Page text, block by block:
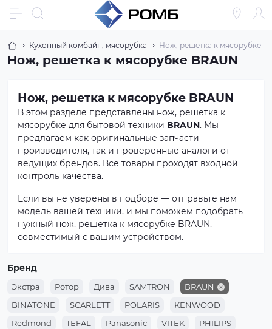
Кухонный комбайн, мясорубка Нож, решетка к мясорубке
Нож, решетка к мясорубке BRAUN
Нож, решетка к мясорубке BRAUN
В этом разделе представлены нож, решетка к
мясорубке для бытовой техники BRAUN. Мы
предлагаем как оригинальные запчасти
производителя, так и проверенные аналоги от
ведущих брендов. Все товары проходят входной
контроль качества.
Если вы не уверены в подборе — отправьте нам
модель вашей техники, и мы поможем подобрать
нужный нож, решетка к мясорубке BRAUN,
совместимый с вашим устройством.
Бренд
Экстра Ротор Дива SAMTRON
BRAUN
BINATONE
SCARLETT POLARIS
KENWOOD
Redmond
TEFAL Panasonic VITEK
PHILIPS